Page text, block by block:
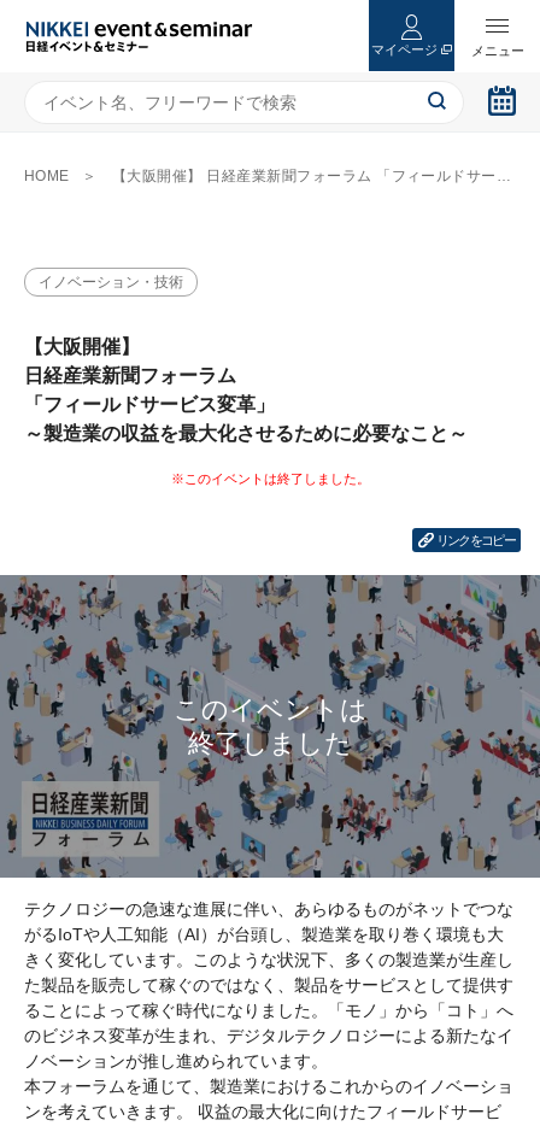
マイページ
HOME 【大阪開催】 日経産業新聞フォーラム 「フィールドサービス変革」 ～製造業の収益を最大化させるために必要なこと～
イノベーション・技術
【大阪開催】
日経産業新聞フォーラム
「フィールドサービス変革」
～製造業の収益を最大化させるために必要なこと～
リンクをコピー
テクノロジーの急速な進展に伴い、あらゆるものがネットでつな
がるIoTや人工知能（AI）が台頭し、製造業を取り巻く環境も大
きく変化しています。このような状況下、多くの製造業が生産し
た製品を販売して稼ぐのではなく、製品をサービスとして提供す
ることによって稼ぐ時代になりました。「モノ」から「コト」へ
のビジネス変革が生まれ、デジタルテクノロジーによる新たなイ
ノベーションが推し進められています。
本フォーラムを通じて、製造業におけるこれからのイノベーショ
ンを考えていきます。 収益の最大化に向けたフィールドサービ